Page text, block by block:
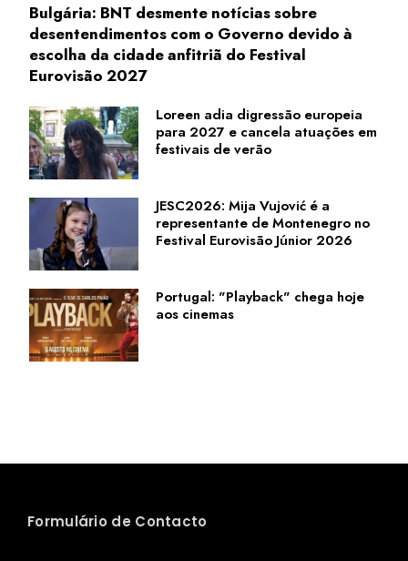
Bulgária: BNT desmente notícias sobre
desentendimentos com o Governo devido à
escolha da cidade anfitriã do Festival
Eurovisão 2027
Loreen adia digressão europeia
para 2027 e cancela atuações em
festivais de verão
JESC2026: Mija Vujović é a
representante de Montenegro no
Festival Eurovisão Júnior 2026
Portugal: "Playback" chega hoje
aos cinemas
Formulário de Contacto